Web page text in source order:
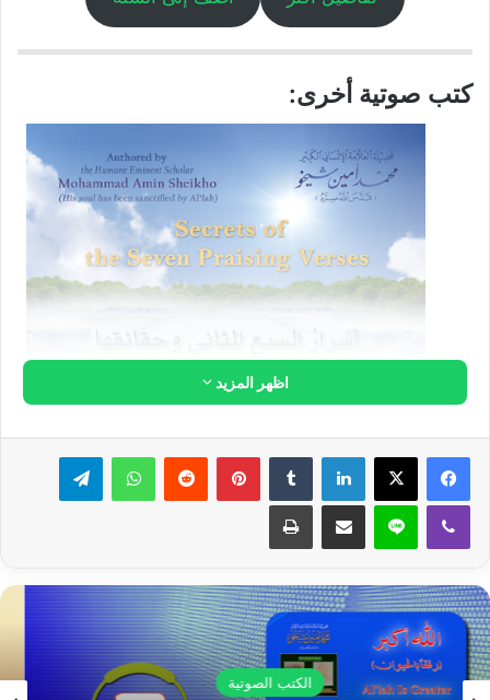
فإذا كان جمال مخلوق واحد من مخلوقاته
تعالى قد فعلت مشاهدته بهؤلاء النسوة ما
فعلت، فما هو يا ترى وضع الإنسان إذا
شاهد طرفاً من جمال خالق الأكوان
وصاحب الجمال والجلال، أتظن أن
الإنسان بمشاهدة طرف من هذا الجمال
القدسي عما سواه؟ أتظن أنه ليشعر في
مثل تلك الساعة من المشاهدة له وجوداً
وأثراً؟
أما سمعت بهذه المشاهدة في قوله تعالى:
الْمُتَّقِينَ فِي جَنَّاتٍ وَنَهَرٍ ، فِي مَقْعَدِ صِدْقٍ عِندَ مَلِيكٍ مُّقْتَدِرٍ}سورة
القمر: الآية (54-55).